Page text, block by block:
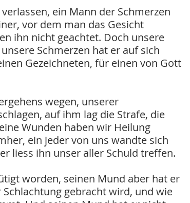
ein Mann der Schmerzen
vor dem man das Gesicht
ihn nicht geachtet. Doch unsere
Schmerzen hat er auf sich
Gezeichneten, für einen von Gott
wegen, unserer
auf ihm lag die Strafe, die
Wunden haben wir Heilung
ein jeder von uns wandte sich
liess ihn unser aller Schuld treffen.
worden, seinen Mund aber hat er
gebracht wird, und wie